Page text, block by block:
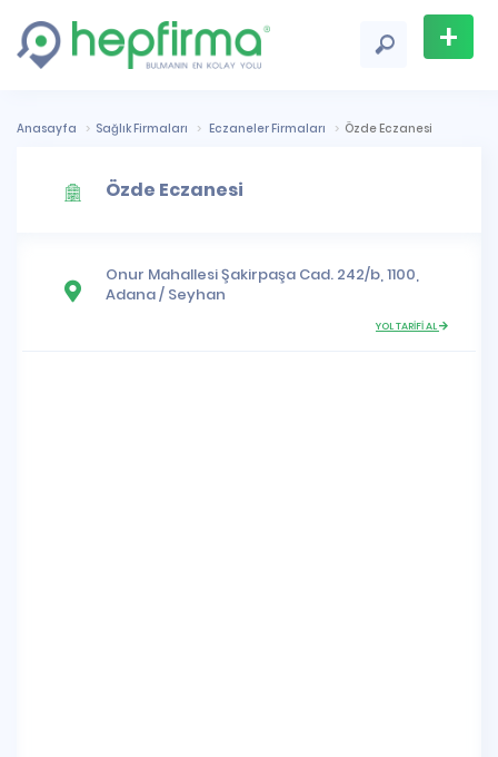
+
Ekle
Anasayfa Sağlık Firmaları Eczaneler Firmaları Özde Eczanesi
Özde Eczanesi
Onur MahallesiŞakirpaşa Cad. 242/b, 1100,
Adana/ Seyhan
YOL TARİFİ AL